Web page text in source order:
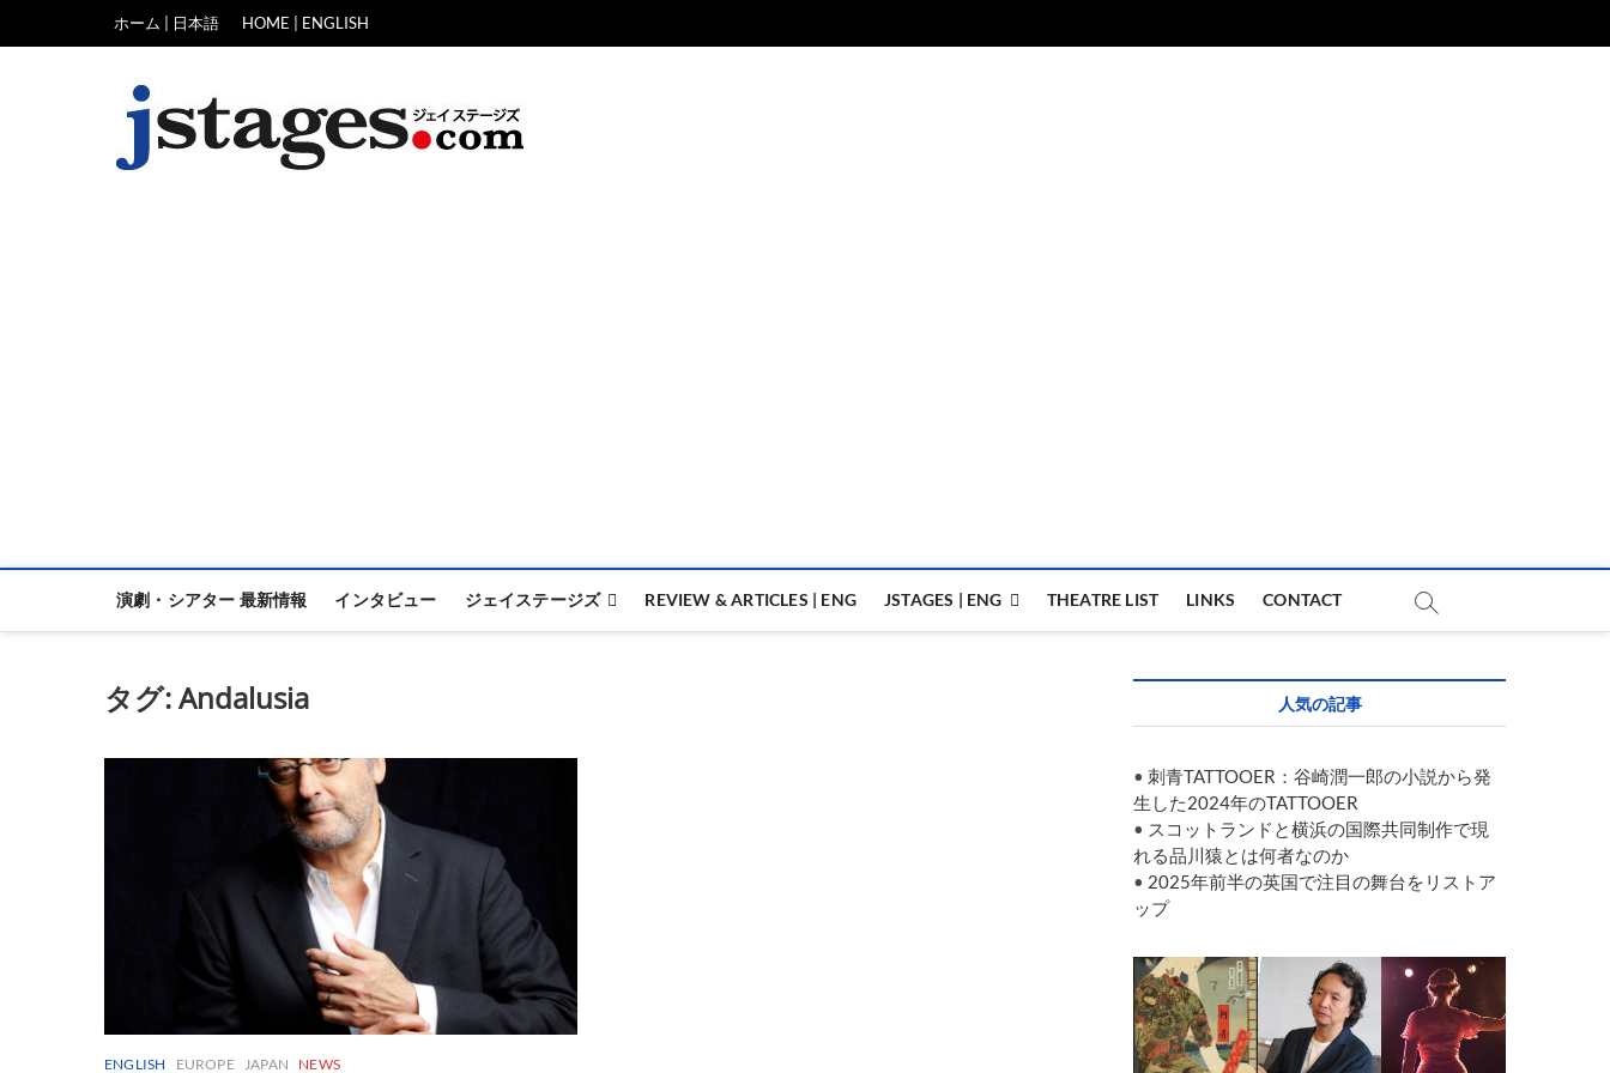
ホーム | 日本語 HOME | ENGLISH
演劇・シアター 最新情報 インタビュー ジェイステージズ REVIEW & ARTICLES | ENG JSTAGES | ENG THEATRE LIST LINKS CONTACT
タグ:Andalusia
ENGLISH EUROPE JAPAN NEWS
人気の記事
• 刺青TATTOOER：谷崎潤一郎の小説から発
生した2024年のTATTOOER
• スコットランドと横浜の国際共同制作で現
れる品川猿とは何者なのか
• 2025年前半の英国で注目の舞台をリストア
ップ